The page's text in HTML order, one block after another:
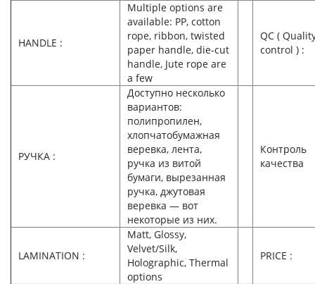
HANDLE :
Multiple options are
available: PP, cotton
rope, ribbon, twisted
paper handle, die-cut
handle, Jute rope are
a few
QC (
control ) :
РУЧКА :
Доступно несколько
вариантов:
полипропилен,
хлопчатобумажная
веревка, лента,
ручка из витой
бумаги, вырезанная
ручка, джутовая
веревка — вот
некоторые из них.
Контроль
качества
LAMINATION :
Matt, Glossy,
Velvet/Silk,
Holographic, Thermal
options
PRICE :